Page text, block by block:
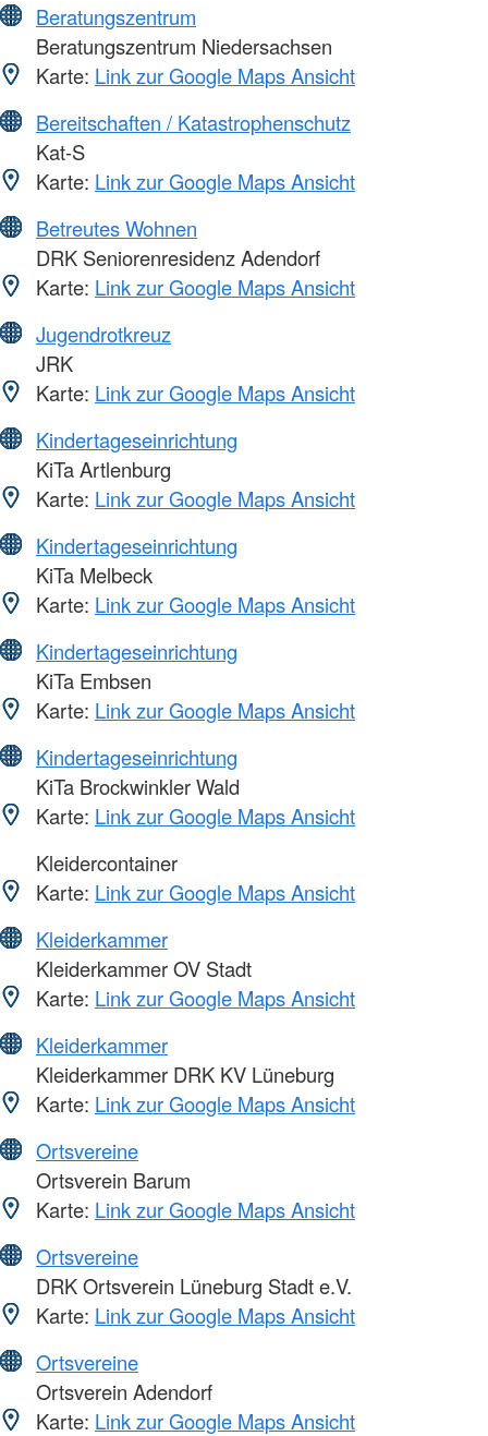
Beratungszentrum
Beratungszentrum Niedersachsen
Karte: Link zur Google Maps Ansicht
Bereitschaften / Katastrophenschutz
Kat-S
Karte: Link zur Google Maps Ansicht
Betreutes Wohnen
DRK Seniorenresidenz Adendorf
Karte: Link zur Google Maps Ansicht
Jugendrotkreuz
JRK
Karte: Link zur Google Maps Ansicht
Kindertageseinrichtung
KiTa Artlenburg
Karte: Link zur Google Maps Ansicht
Kindertageseinrichtung
KiTa Melbeck
Karte: Link zur Google Maps Ansicht
Kindertageseinrichtung
KiTa Embsen
Karte: Link zur Google Maps Ansicht
Kindertageseinrichtung
KiTa Brockwinkler Wald
Karte: Link zur Google Maps Ansicht
Kleidercontainer
Karte: Link zur Google Maps Ansicht
Kleiderkammer
Kleiderkammer OV Stadt
Karte: Link zur Google Maps Ansicht
Kleiderkammer
Kleiderkammer DRK KV Lüneburg
Karte: Link zur Google Maps Ansicht
Ortsvereine
Ortsverein Barum
Karte: Link zur Google Maps Ansicht
Ortsvereine
DRK Ortsverein Lüneburg Stadt e.V.
Karte: Link zur Google Maps Ansicht
Ortsvereine
Ortsverein Adendorf
Karte: Link zur Google Maps Ansicht